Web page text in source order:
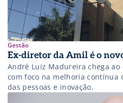
Gestão
Ex-diretor da Amil é o
André Luiz Madureira chega
com foco na melhoria contínua
das pessoas e inovação.